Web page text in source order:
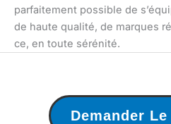
parfaitement possible de
de haute qualité, de marques
ce, en toute sérénité.
Demander